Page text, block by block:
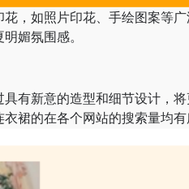
，如照片印花、手绘图案等
媚氛围感。
有新意的造型和细节设计，
裙的在各个网站的搜索量均有